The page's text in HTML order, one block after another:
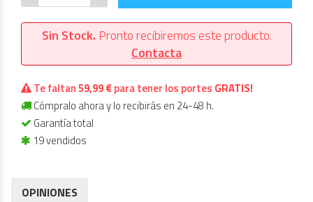
Sin Stock. Pronto recibiremos este producto.
Contacta
Te faltan59,99 €para tener los portes GRATIS!
Cómpralo ahora y lo recibirás en 24-48 h.
Garantía total
19 vendidos
OPINIONES